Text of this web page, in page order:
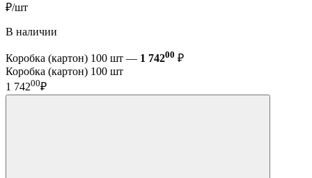
₽/шт
В наличии
Коробка (картон) 100 шт — 1 74200 ₽
Коробка (картон) 100 шт
1 74200₽